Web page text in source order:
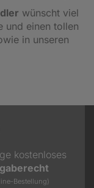
wünscht viel
und einen tollen
in unseren
kostenloses
Bestellung)